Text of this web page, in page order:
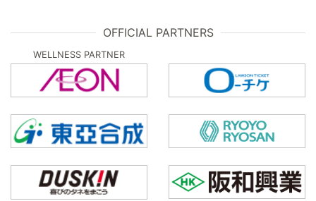
OFFICIAL PARTNERS
WELLNESS PARTNER